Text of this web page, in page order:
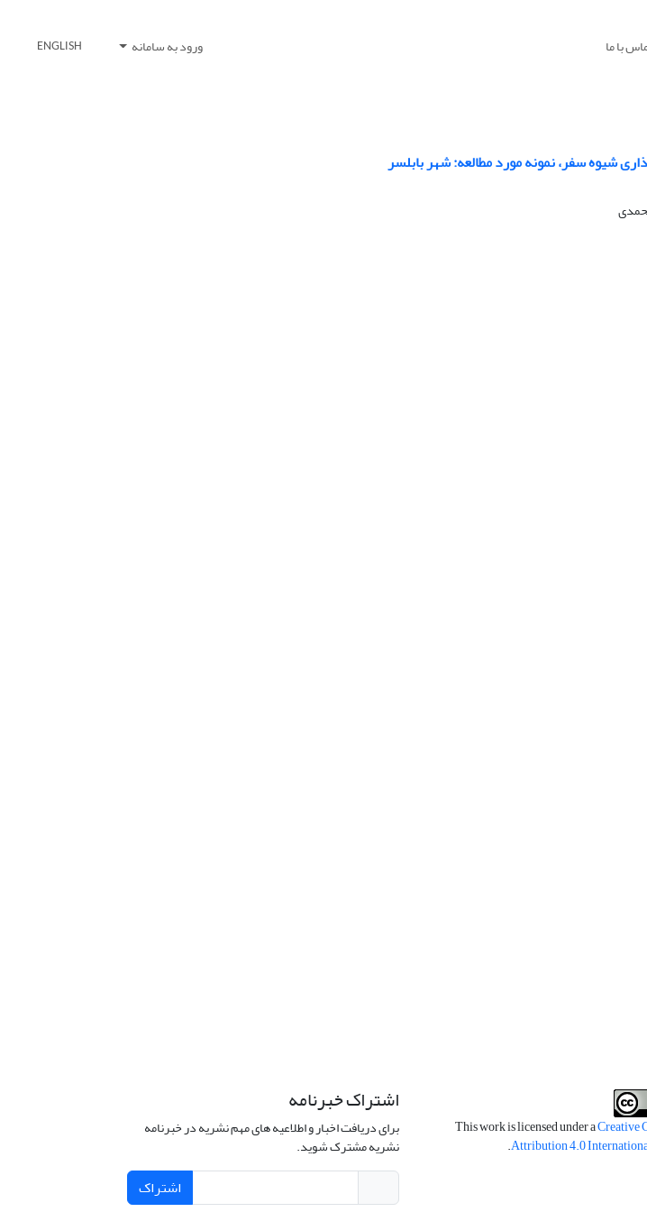
با ما ورود به سامانه ENGLISH
شیوه سفر، نمونه مورد مطالعه: شهر بابلسر
This work is licensed under aCreative
Attribution 4.0
.
اشتراک خبرنامه
برای دریافت اخبار و اطلاعیه های مهم نشریه در خبرنامه
نشریه مشترک شوید.
اشتراک